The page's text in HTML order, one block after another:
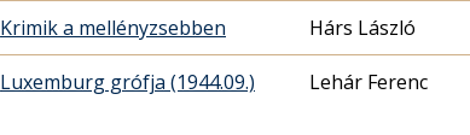
Krimik a mellényzsebben Hárs László
Luxemburg grófja (1944.09.) Lehár Ferenc